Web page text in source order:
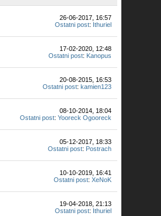
26-06-2017, 16:57
Ostatni post: Ithuriel
17-02-2020, 12:48
Ostatni post: Kanopus
20-08-2015, 16:53
Ostatni post:kamien123
08-10-2014, 18:04
Ostatni post:Yooreck Ogooreck
05-12-2017, 18:33
Ostatni post: Postrach
10-10-2019, 16:41
Ostatni post:XeNoK
19-04-2018, 21:13
Ostatni post: Ithuriel